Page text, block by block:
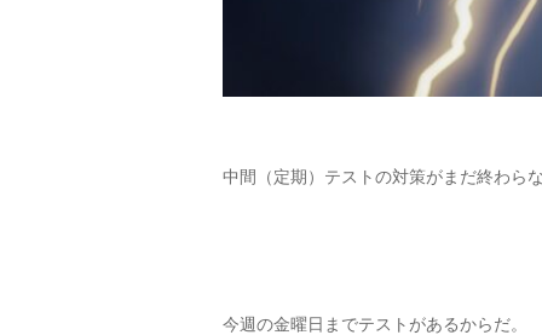
中間（定期）テストの対策がまだ終わら
今週の金曜日までテストがあるからだ。